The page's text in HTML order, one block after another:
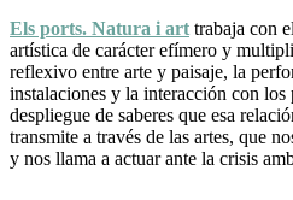
Els ports. Natura i art trabaja con
artística de carácter efímero y
reflexivo entre arte y paisaje, la
instalaciones y la interacción con
despliegue de saberes que esa
transmite a través de las artes, que
y nos llama a actuar ante la crisis